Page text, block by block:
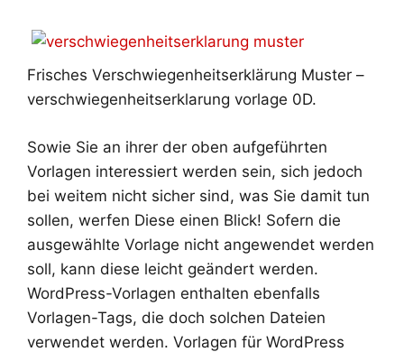
Frisches Verschwiegenheitserklärung Muster –
verschwiegenheitserklarung vorlage 0D.
Sowie Sie an ihrer der oben aufgeführten
Vorlagen interessiert werden sein, sich jedoch
bei weitem nicht sicher sind, was Sie damit tun
sollen, werfen Diese einen Blick! Sofern die
ausgewählte Vorlage nicht angewendet werden
soll, kann diese leicht geändert werden.
WordPress-Vorlagen enthalten ebenfalls
Vorlagen-Tags, die doch solchen Dateien
verwendet werden. Vorlagen für WordPress